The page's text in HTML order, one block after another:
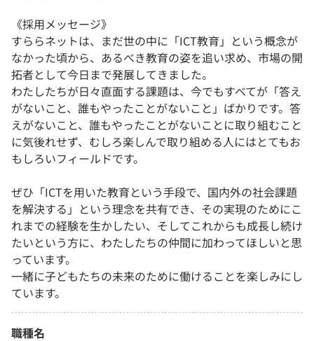
《採用メッセージ》
すららネットは、まだ世の中に「ICT教育」という概念が
なかった頃から、あるべき教育の姿を追い求め、市場の開
拓者として今日まで発展してきました。
わたしたちが日々直面する課題は、今でもすべてが「答え
がないこと、誰もやったことがないこと」ばかりです。答
えがないこと、誰もやったことがないことに取り組むこと
に気後れせず、むしろ楽しんで取り組める人にはとてもお
もしろいフィールドです。
ぜひ「ICTを用いた教育という手段で、国内外の社会課題
を解決する」という理念を共有でき、その実現のためにこ
れまでの経験を生かしたい、そしてこれからも成長し続け
たいという方に、わたしたちの仲間に加わってほしいと思
っています。
一緒に子どもたちの未来のために働けることを楽しみにし
ています。
職種名